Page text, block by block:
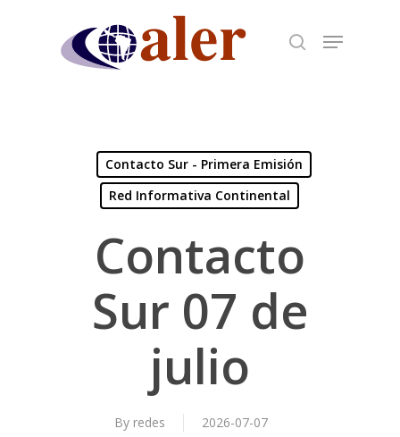
Contacto Sur - Primera Emisión
Red Informativa Continental
Contacto
Sur 07 de
julio
By redes
2026-07-07